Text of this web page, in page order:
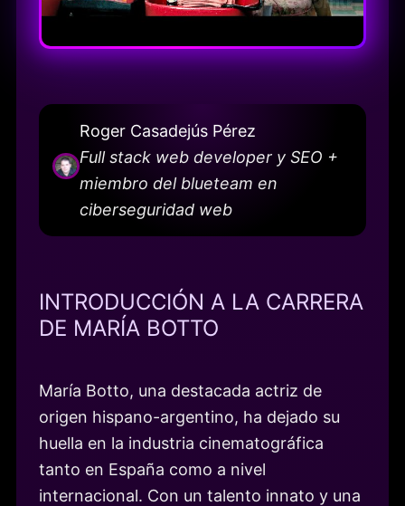
Roger Casadejús Pérez
Full stack web developer y SEO +
miembro del blueteam en
ciberseguridad web
INTRODUCCIÓN A LA CARRERA
DE MARÍA BOTTO
María Botto, una destacada actriz de
origen hispano-argentino, ha dejado su
huella en la industria cinematográfica
tanto en España como a nivel
internacional. Con un talento innato y una